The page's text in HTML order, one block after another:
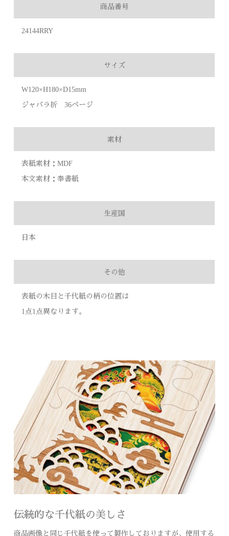
商品番号
24144RRY
サイズ
W120×H180×D15mm
ジャバラ折 36ページ
素材
表紙素材：MDF
本文素材：奉書紙
生産国
日本
その他
表紙の木目と千代紙の柄の位置は
1点1点異なります。
伝統的な千代紙の美しさ
商品画像と同じ千代紙を使って製作しておりますが、使用する